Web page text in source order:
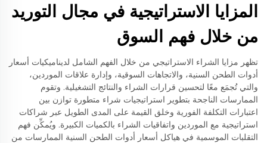
المزايا الاستراتيجية في مجال التوريد
من خلال فهم السوق
تظهر مزايا الشراء الاستراتيجي من خلال الفهم الشامل لديناميكيات أسعار
أدوات الطحن السنية، والاتجاهات السوقية، وإدارة علاقات الموردين،
والتي تُجمَع معًا لتحسين قرارات الشراء والنتائج التشغيلية. وتقوم
الممارسات الناجحة بتطوير استراتيجيات شراء متطورة توازن بين
اعتبارات التكلفة الفورية وخلق القيمة على المدى الطويل عبر شراكات
استراتيجية مع الموردين واتفاقيات الشراء بالكميات الكبيرة. ويُمكِّن فهم
التقلبات الموسمية في هياكل أسعار أدوات الطحن السنية الممارسات من